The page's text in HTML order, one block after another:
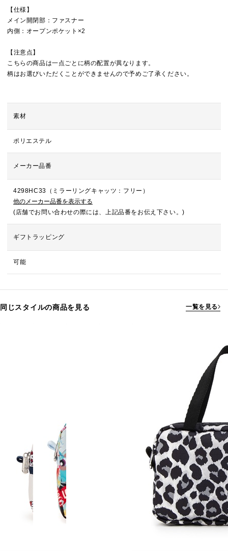
【仕様】
メイン開閉部：ファスナー
内側：オープンポケット×2
【注意点】
こちらの商品は一点ごとに柄の配置が異なります。
柄はお選びいただくことができませんので予めご了承ください。
素材
ポリエステル
メーカー品番
4298HC33（ミラーリングキャッツ：フリー）
他のメーカー品番を表示する
(店舗でお問い合わせの際には、上記品番をお伝え下さい。)
ギフトラッピング
可能
同じスタイルの商品を見る 一覧を見る